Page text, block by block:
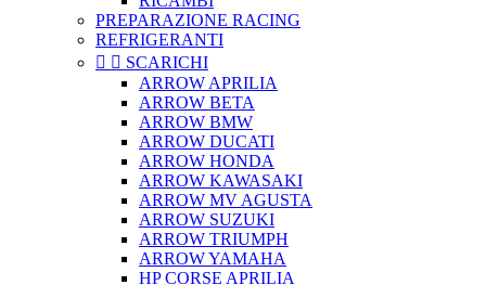
PREPARAZIONE RACING
REFRIGERANTI
  SCARICHI
ARROW APRILIA
ARROW BETA
ARROW BMW
ARROW DUCATI
ARROW HONDA
ARROW KAWASAKI
ARROW MV AGUSTA
ARROW SUZUKI
ARROW TRIUMPH
ARROW YAMAHA
HP CORSE APRILIA